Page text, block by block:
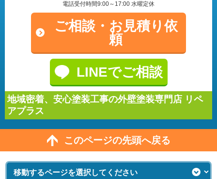
電話受付時間9:00～17:00 水曜定休
ご相談・ お見積り依
頼
LINEでご相談
地域密着、安心塗装工事の外壁塗装専門店 リペ
アプラス
このページの先頭へ戻る